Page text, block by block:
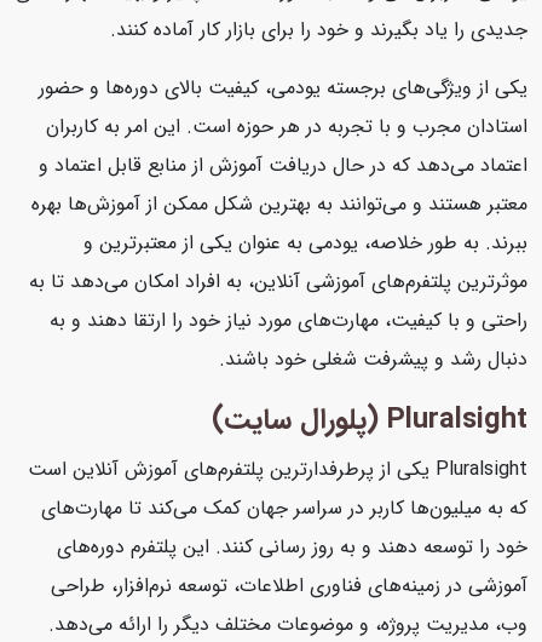
جدیدی را یاد بگیرند و خود را برای بازار کار آماده کنند.
یکی از ویژگی‌های برجسته یودمی، کیفیت بالای دوره‌ها و حضور
استادان مجرب و با تجربه در هر حوزه است. این امر به کاربران
اعتماد می‌دهد که در حال دریافت آموزش از منابع قابل اعتماد و
معتبر هستند و می‌توانند به بهترین شکل ممکن از آموزش‌ها بهره
ببرند. به طور خلاصه، یودمی به عنوان یکی از معتبرترین و
موثرترین پلتفرم‌های آموزشی آنلاین، به افراد امکان می‌دهد تا به
راحتی و با کیفیت، مهارت‌های مورد نیاز خود را ارتقا دهند و به
دنبال رشد و پیشرفت شغلی خود باشند.
Pluralsight (پلورال سایت)
Pluralsight یکی از پرطرفدارترین پلتفرم‌های آموزش آنلاین است
که به میلیون‌ها کاربر در سراسر جهان کمک می‌کند تا مهارت‌های
خود را توسعه دهند و به روز رسانی کنند. این پلتفرم دوره‌های
آموزشی در زمینه‌های فناوری اطلاعات، توسعه نرم‌افزار، طراحی
وب، مدیریت پروژه، و موضوعات مختلف دیگر را ارائه می‌دهد.